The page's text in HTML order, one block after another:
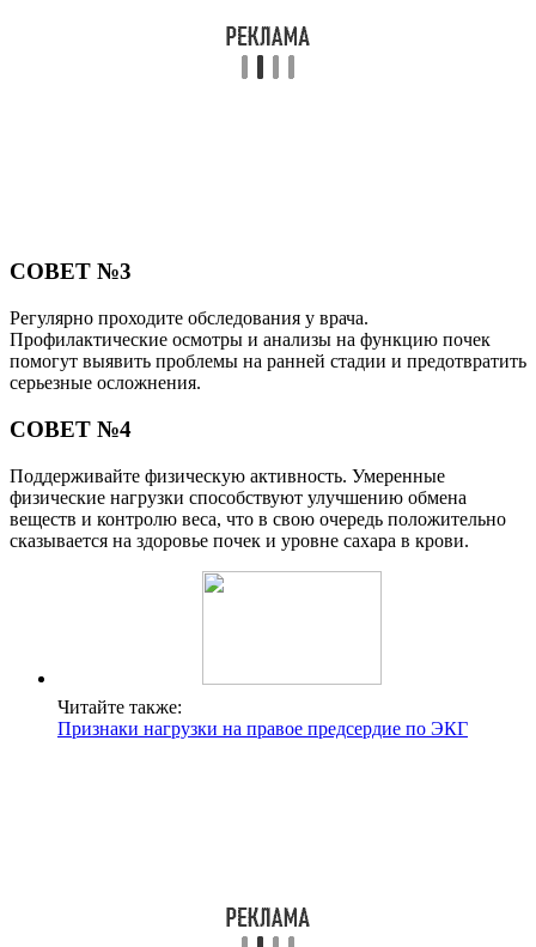
СОВЕТ №3
Регулярно проходите обследования у врача.
Профилактические осмотры и анализы на функцию почек
помогут выявить проблемы на ранней стадии и предотвратить
серьезные осложнения.
СОВЕТ №4
Поддерживайте физическую активность. Умеренные
физические нагрузки способствуют улучшению обмена
веществ и контролю веса, что в свою очередь положительно
сказывается на здоровье почек и уровне сахара в крови.
Читайте также:
Признаки нагрузки на правое предсердие по ЭКГ